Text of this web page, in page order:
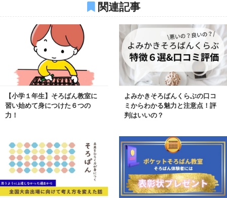
関連記事
【小学１年生】そろばん教室に
習い始めて身につけた６つの
力！
よみかきそろばんくらぶの口コ
ミからわかる魅力と注意点！評
判はいいの？